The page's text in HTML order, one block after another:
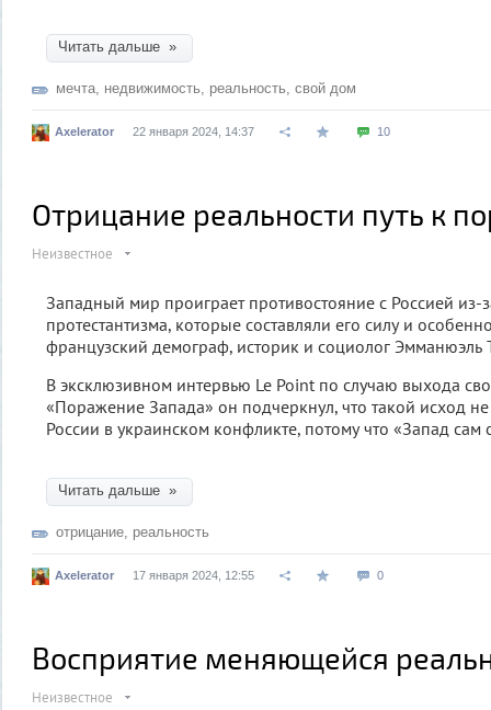
Читать дальше »
мечта недвижимость реальность свой дом
Axelerator 22 января 2024, 14:37 10
Отрицание реальности путь к
Неизвестное
Западный мир проиграет противостояние с Россией из-
протестантизма, которые составляли его силу и
французский демограф, историк и социолог Эмманюэль
В эксклюзивном интервью Le Point по случаю выхода
«Поражение Запада» он подчеркнул, что такой исход
России в украинском конфликте, потому что «Запад сам
Читать дальше »
отрицание реальность
Axelerator 17 января 2024, 12:55 0
Восприятие меняющейся
Неизвестное